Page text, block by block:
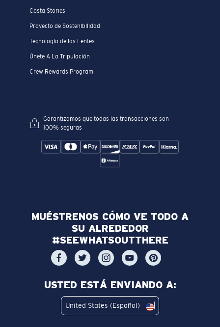
Costa Stories
Proyecto de Sostenibilidad
Tecnología de las Lentes
Únete A La Tripulación
Crew Rewards Program
Garantizamos que todas las transacciones son
100% seguras
MUÉSTRENOS CÓMO VE TODO A
SU ALREDEDOR
#SEEWHATSOUTTHERE
USTED ESTÁ ENVIANDO A:
United States (Español)